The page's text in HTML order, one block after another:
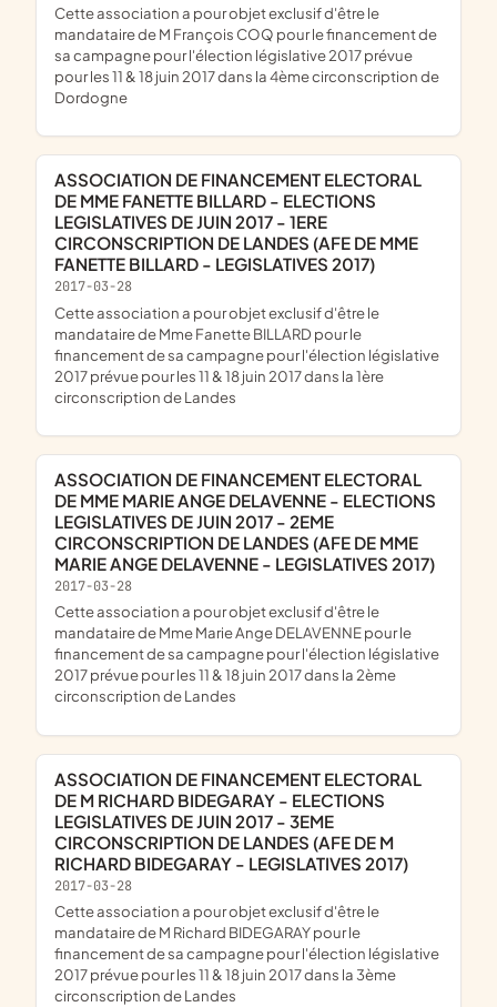
cette association a pour objet exclusif d'être le
mandataire de M François COQ pour le financement de
sa campagne pour l'élection législative 2017 prévue
pour les 11 & 18 juin 2017 dans la 4ème circonscription de
Dordogne
ASSOCIATION DE FINANCEMENT ELECTORAL
DE MME FANETTE BILLARD - ELECTIONS
LEGISLATIVES DE JUIN 2017 - 1ERE
CIRCONSCRIPTION DE LANDES (AFE DE MME
FANETTE BILLARD - LEGISLATIVES 2017)
2017-03-28
cette association a pour objet exclusif d'être le
mandataire de Mme Fanette BILLARD pour le
financement de sa campagne pour l'élection législative
2017 prévue pour les 11 & 18 juin 2017 dans la 1ère
circonscription de Landes
ASSOCIATION DE FINANCEMENT ELECTORAL
DE MME MARIE ANGE DELAVENNE - ELECTIONS
LEGISLATIVES DE JUIN 2017 - 2EME
CIRCONSCRIPTION DE LANDES (AFE DE MME
MARIE ANGE DELAVENNE - LEGISLATIVES 2017)
2017-03-28
cette association a pour objet exclusif d'être le
mandataire de Mme Marie Ange DELAVENNE pour le
financement de sa campagne pour l'élection législative
2017 prévue pour les 11 & 18 juin 2017 dans la 2ème
circonscription de Landes
ASSOCIATION DE FINANCEMENT ELECTORAL
DE M RICHARD BIDEGARAY - ELECTIONS
LEGISLATIVES DE JUIN 2017 - 3EME
CIRCONSCRIPTION DE LANDES (AFE DE M
RICHARD BIDEGARAY - LEGISLATIVES 2017)
2017-03-28
cette association a pour objet exclusif d'être le
mandataire de M Richard BIDEGARAY pour le
financement de sa campagne pour l'élection législative
2017 prévue pour les 11 & 18 juin 2017 dans la 3ème
circonscription de Landes